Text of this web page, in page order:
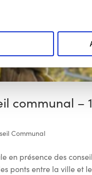
communal –
Communal
en présence des
ponts entre la ville